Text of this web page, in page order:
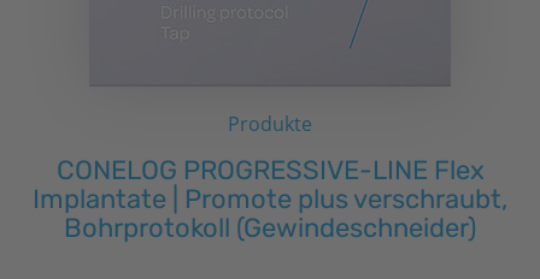
Produkte
CONELOG PROGRESSIVE-LINE Flex
Implantate | Promote plus verschraubt,
Bohrprotokoll (Gewindeschneider)